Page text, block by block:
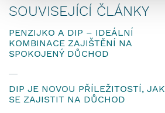
SOUVISEJÍCÍ ČLÁNKY
PENZIJKO A DIP – IDEÁLNÍ
KOMBINACE ZAJIŠTĚNÍ NA
SPOKOJENÝ DŮCHOD
DIP JE NOVOU PŘÍLEŽITOSTÍ, JAK
SE ZAJISTIT NA DŮCHOD